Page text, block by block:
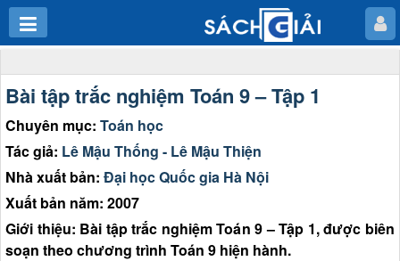
Bài tập trắc nghiệm Toán 9 – Tập 1
Chuyên mục: Toán học
Tác giả: Lê Mậu Thống - Lê Mậu Thiện
Nhà xuất bản: Đại học Quốc gia Hà Nội
Xuất bản năm: 2007
Giới thiệu: Bài tập trắc nghiệm Toán 9 – Tập 1, được biên
soạn theo chương trình Toán 9 hiện hành.